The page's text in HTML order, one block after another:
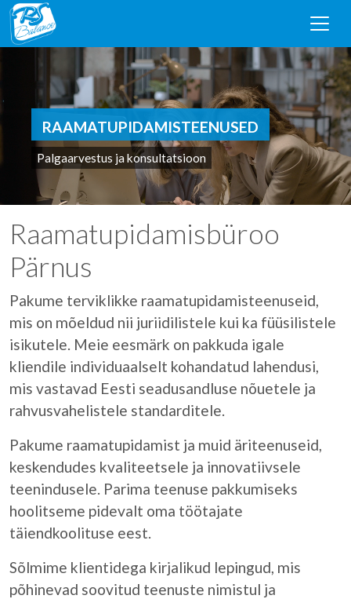
RAAMATUPIDAMIS TEENUSED
Palgaarvestus ja konsultatsioon
Raamatupidamisbüroo
Pärnus
Pakume terviklikke raamatupidamisteenuseid,
mis on mõeldud nii juriidilistele kui ka füüsilistele
isikutele. Meie eesmärk on pakkuda igale
kliendile individuaalselt kohandatud lahendusi,
mis vastavad Eesti seadusandluse nõuetele ja
rahvusvahelistele standarditele.
Pakume raamatupidamist ja muid äriteenuseid,
keskendudes kvaliteetsele ja innovatiivsele
teenindusele. Parima teenuse pakkumiseks
hoolitseme pidevalt oma töötajate
täiendkoolituse eest.
Sõlmime klientidega kirjalikud lepingud, mis
põhinevad soovitud teenuste nimistul ja